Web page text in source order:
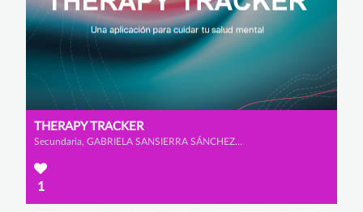
THERAPY TRACKER
Secundaria, GABRIELA SANSIERRA SÁNCHEZ-GÓMEZ y LUCÍA CARAMES FAWCUS
1